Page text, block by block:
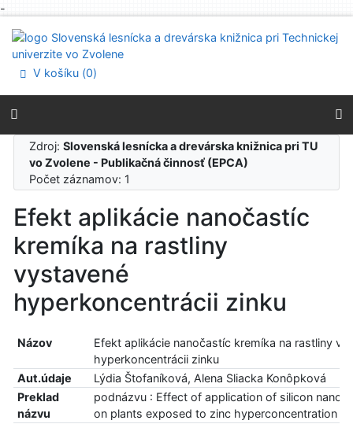
-
Prejsť na menu
Prehlásenie o webovej prístupnosti
V košíku (0)
Zdroj:Slovenská lesnícka a drevárska knižnica pri TU
vo Zvolene - Publikačná činnosť (EPCA)
Počet záznamov: 1
Efekt aplikácie nanočastíc
kremíka na rastliny
vystavené
hyperkoncentrácii zinku
Názov
Efekt aplikácie nanočastíc kremíka na rastliny
hyperkoncentrácii zinku
Aut.údaje
Lýdia Štofaníková, Alena Sliacka Konôpková
Preklad
názvu
podnázvu : Effect of application of silicon
on plants exposed to zinc hyperconcentration